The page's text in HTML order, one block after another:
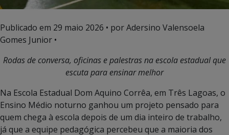
Publicado em 29 maio 2026 • por Adersino Valensoela
Gomes Junior •
Rodas de conversa, oficinas e palestras na escola estadual que
escuta para ensinar melhor
Na Escola Estadual Dom Aquino Corrêa, em Três Lagoas, o
Ensino Médio noturno ganhou um projeto pensado para
quem chega à escola depois de um dia inteiro de trabalho,
já que a equipe pedagógica percebeu que a maioria dos